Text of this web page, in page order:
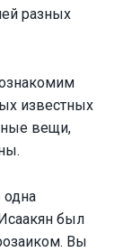
разных
известных
вещи,
одна
был
Вы